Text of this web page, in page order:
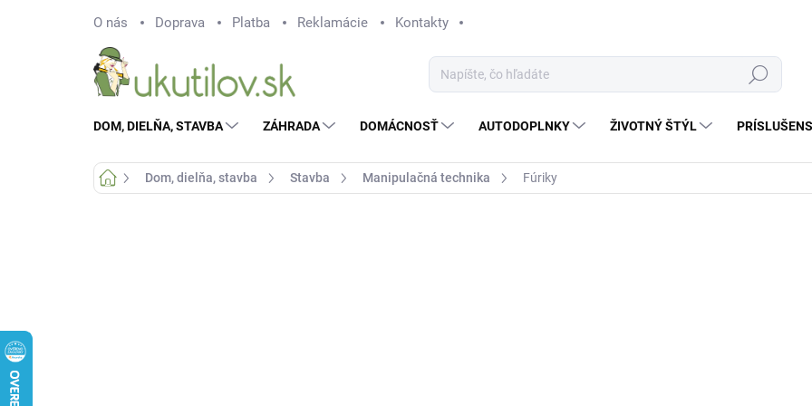
O nás Doprava Platba Reklamácie Kontakty
Hľadať
DOM, DIELŇA, STAVBA ZÁHRADA DOMÁCNOSŤ AUTODOPLNKY ŽIVOTNÝ ŠTÝL
DomovDom, dielňa, stavba Stavba Manipulačná technika Fúriky